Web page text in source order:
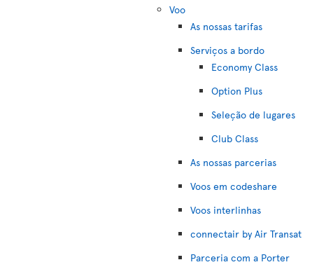
Voo
As nossas tarifas
Serviços a bordo
Economy Class
Option Plus
Seleção de lugares
Club Class
As nossas parcerias
Voos em codeshare
Voos interlinhas
connectair by Air Transat
Parceria com a Porter